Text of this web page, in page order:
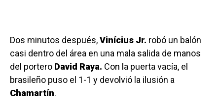
Dos minutos después,Vinícius Jr. robó un balón
casi dentro del área en una mala salida de manos
del portero David Raya. Con la puerta vacía, el
brasileño puso el 1-1 y devolvió la ilusión a
Chamartín.